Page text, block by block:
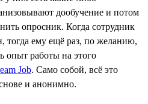
дообучение и потом
опросник. Когда сотрудник
тогда ему ещё раз, по желанию,
опыт работы на этого
Job. Само собой, всё это
и анонимно.